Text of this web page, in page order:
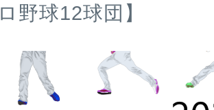
ロ野球12球団】